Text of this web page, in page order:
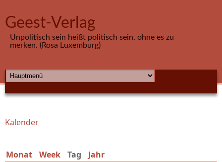
Geest-Verlag
Unpolitisch sein heißt politisch sein, ohne es zu
merken. (Rosa Luxemburg)
HAUPTMENÜ
Sie sind hier
Kalender
Monat Week Tag (aktiver Reiter)
Jahr